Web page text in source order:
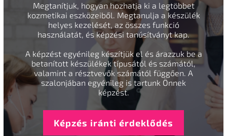
Megtanítjuk, hogyan hozhatja ki a legtöbbet
kozmetikai eszközeiből. Megtanulja a készülék
helyes kezelését, az összes funkció
használatát, és képzési tanúsítványt kap.
A képzést egyénileg készítjük el és árazzuk be a
betanított készülékek típusától és számától,
valamint a résztvevők számától függően. A
szalonjában egyénileg is tartunk Önnek
képzést.
Képzés iránti érdeklődés